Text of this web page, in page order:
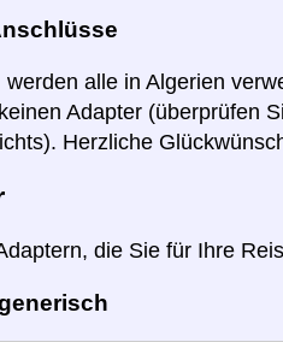
werden alle in Algerien
Adapter (überprüfen
Herzliche
die Sie für Ihre